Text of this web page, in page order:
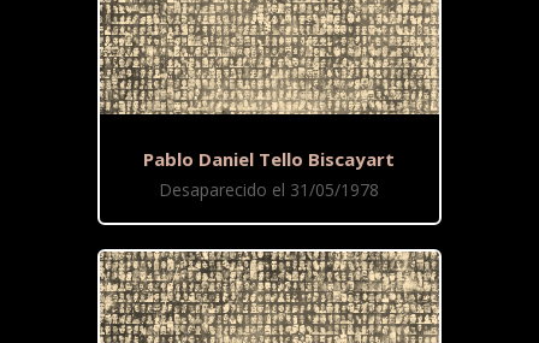
Pablo Daniel Tello Biscayart
Desaparecido el 31/05/1978